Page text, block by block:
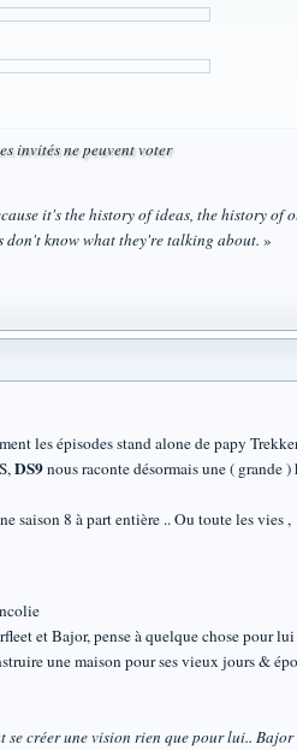
invités ne peuvent voter
it's the history of ideas, the history
don't know what they're talking about. »
les épisodes stand alone de papy
DS9nous raconte désormais une ( grande
saison 8 à part entière .. Ou toute les vies
et Bajor, pense à quelque chose pour
une maison pour ses vieux jours &
créer une vision rien que pour lui.. Bajor